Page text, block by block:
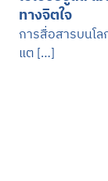
ทางจิตใจ
การสื่อสารบนโ
แต […]